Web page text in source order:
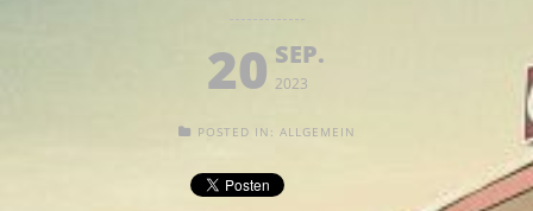
20 SEP.
2023
POSTED IN: ALLGEMEIN